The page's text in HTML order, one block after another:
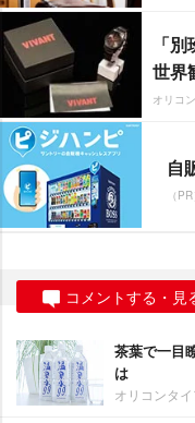
「
世界
オリコ
自
（
コメントする・見
茶葉で一目
は
オリコンタ